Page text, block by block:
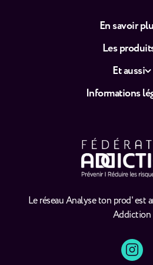
Le réseau Analyse ton prod' est
Addiction
En savoir
Les
Et aussi
Informations